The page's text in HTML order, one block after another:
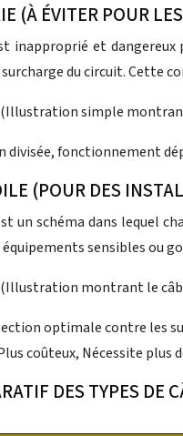
(À ÉVITER POUR
inapproprié et
du circuit. Cette
(Illustration simple montrant
divisée, fonctionnement
(POUR DES
un schéma dans lequel
sensibles ou
(Illustration montrant le
optimale contre les
coûteux, Nécessite plus
DES TYPES DE